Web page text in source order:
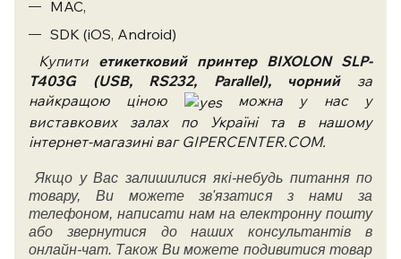
MAC,
SDK (iOS, Android)
Купити етикетковий принтер BIXOLON SLP-
T403G (USB, RS232, Parallel), чорний за
найкращою ціною
можна у нас у
виставкових залах по Україні та в нашому
інтернет-магазині ваг GIPERCENTER.COM.
Якщо у Вас залишилися які-небудь питання по
товару, Ви можете зв'язатися з нами за
телефоном, написати нам на електронну пошту
або звернутися до наших консультантів в
онлайн-чат. Також Ви можете подивитися товар